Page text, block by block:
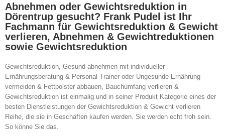
Abnehmen oder Gewichtsreduktion in
Dörentrup gesucht? Frank Pudel ist Ihr
Fachmann für Gewichtsreduktion & Gewicht
verlieren, Abnehmen & Gewichtreduktionen
sowie Gewichtsreduktion
Gewichtsreduktion, Gesund abnehmen mit individueller
Ernährungsberatung & Personal Trainer oder Ungesunde Ernährung
vermeiden & Fettpolster abbauen, Bauchumfang verlieren &
Gewichtsreduktion ist einmalig und in seiner Produkt Kategorie eines der
besten Dienstleistungen der Gewichtsreduktion & Gewicht verlieren
Reihe, die sie in Geschäften kaufen werden. Sie werden echt froh sein.
So könne Sie das.